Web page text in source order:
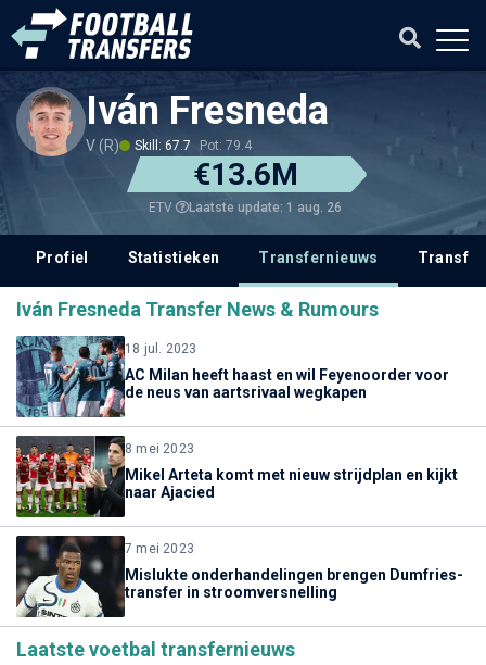
Iván Fresneda
V (R) Skill: 67.7 Pot: 79.4
€13.6M
ETV Laatste update: 1 aug. 26
Profiel Statistieken Transfernieuws
Iván Fresneda Transfer News & Rumours
18 jul. 2023
AC Milan heeft haast en wil Feyenoorder voor
de neus van aartsrivaal wegkapen
8 mei 2023
Mikel Arteta komt met nieuw strijdplan en kijkt
naar Ajacied
7 mei 2023
Mislukte onderhandelingen brengen Dumfries-
transfer in stroomversnelling
Laatste voetbal transfernieuws